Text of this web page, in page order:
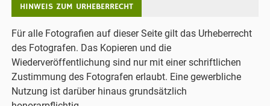
HINWEIS ZUM URHEBERRECHT
Für alle Fotografien auf dieser Seite gilt das Urheberrecht
des Fotografen. Das Kopieren und die
Wiederveröffentlichung sind nur mit einer schriftlichen
Zustimmung des Fotografen erlaubt. Eine gewerbliche
Nutzung ist darüber hinaus grundsätzlich